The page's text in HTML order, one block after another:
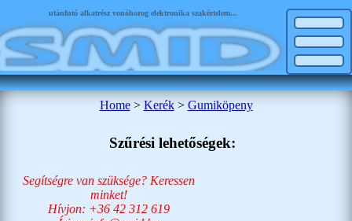
utánfutó alkatrész vonóhorog elektronika szakértelem...
Home > Kerék > Gumiköpeny
Szűrési lehetőségek:
Segítségre van szüksége? Keressen
minket!
Hívjon: +36 42 312 619